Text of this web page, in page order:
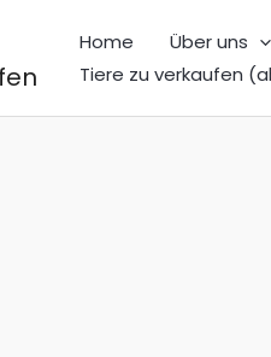
Home Über uns
Tiere zu verkaufen